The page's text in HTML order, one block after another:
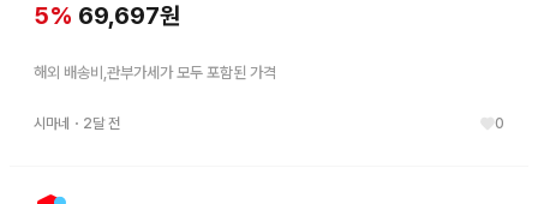
5% 69,697원
해외 배송비,관부가세가 모두 포함된 가격
시마네 ・ 2달 전 0